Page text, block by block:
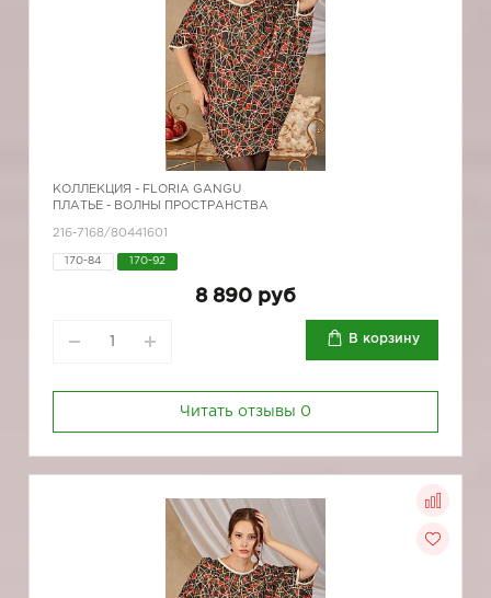
КОЛЛЕКЦИЯ - FLORIA GANGU
ПЛАТЬЕ - ВОЛНЫ ПРОСТРАНСТВА
216-7168/80441601
170-84 170-92
8 890 руб
В корзину
Читать отзывы 0